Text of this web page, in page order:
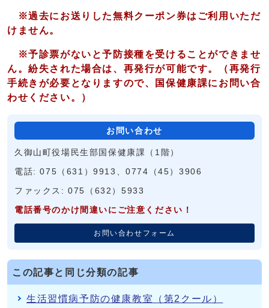
※過去にお送りした無料クーポン券はご利用いただ
けません。
※予診票がないと予防接種を受けることができませ
ん。紛失された場合は、再発行が可能です。（再発行
手続きが必要となりますので、国保健康課にお問い合
わせください。
）
お問い合わせ
久御山町役場民生部国保健康課（1階）
電話: 075（631）9913、0774（45）3906
ファックス: 075（632）5933
電話番号のかけ間違いにご注意ください！
お問い合わせフォーム
この記事と同じ分類の記事
生活習慣病予防の健康教室（第2クール）